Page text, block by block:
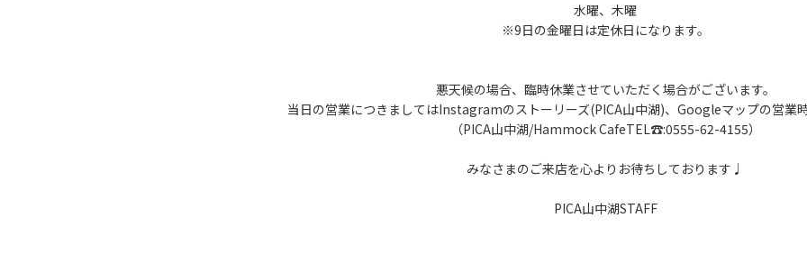
水曜、木曜
※9日の金曜日は定休日になります。
悪天候の場合、臨時休業させていただく場合がございます。
当日の営業につきましてはInstagramのストーリーズ(PICA山中湖)、Googleマップの営業
（PICA山中湖/Hammock CafeTEL☎:0555-62-4155）
みなさまのご来店を心よりお待ちしております♩
PICA山中湖STAFF